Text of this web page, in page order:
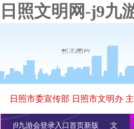
日照文明网-j9九
日照市委宣传部 日照市文明办
j9九游会登录入口首页新版
文